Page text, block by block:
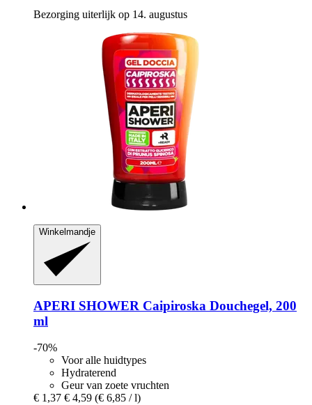
Bezorging uiterlijk op 14. augustus
Winkelmandje
APERI SHOWER Caipiroska Douchegel, 200
ml
-70%
Voor alle huidtypes
Hydraterend
Geur van zoete vruchten
€ 1,37 € 4,59 (€ 6,85 / l)